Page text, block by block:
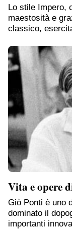
Lo stile Impero,
maestosità e
classico,
Vita e opere
Giò Ponti è uno
dominato il
importanti